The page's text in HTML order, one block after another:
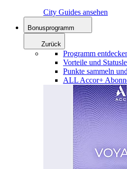
City Guides ansehen
Bonusprogramm
Zurück
Programm
Vorteile und
Punkte sammeln
ALL Accor+